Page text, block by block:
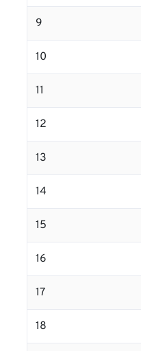
9
10
11
12
13
14
15
16
17
18